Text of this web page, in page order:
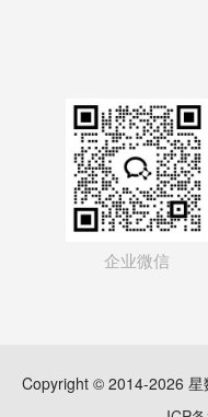
企业微信
Copyright © 2014-2026